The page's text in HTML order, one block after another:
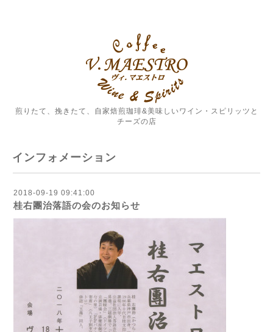
煎りたて、挽きたて、自家焙煎珈琲&美味しいワイン・スピリッツと
チーズの店
インフォメーション
2018-09-19 09:41:00
桂右團治落語の会のお知らせ